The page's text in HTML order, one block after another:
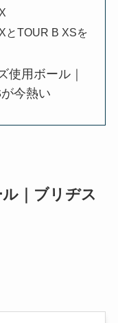
とTOUR B XSを
使用ボール｜
今熱い
｜ブリヂス